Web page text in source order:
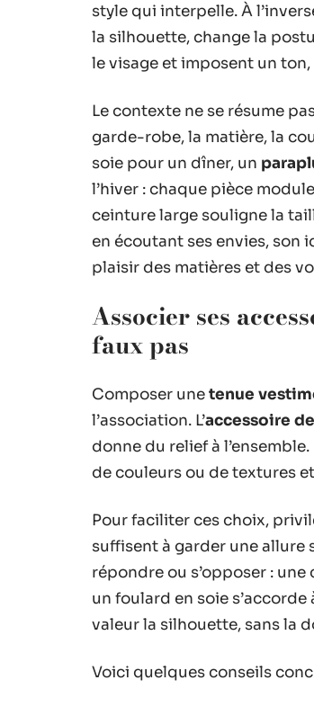
style qui interpelle. À
la silhouette, change la
le visage et imposent un
Le contexte ne se résume
garde-robe, la matière, la
soie pour un dîner, un
l’hiver : chaque pièce
ceinture large souligne la
en écoutant ses envies, son
plaisir des matières et des
Associer ses
faux pas
Composer unetenue
l’association. L’accessoire
donne du relief à
de couleurs ou de textures
Pour faciliter ces choix,
suffisent à garder une allure
répondre ou s’opposer :
un foulard en soie
valeur la silhouette, sans la
Voici quelques conseils